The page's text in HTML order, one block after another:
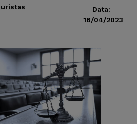
Data:
16/04/2023